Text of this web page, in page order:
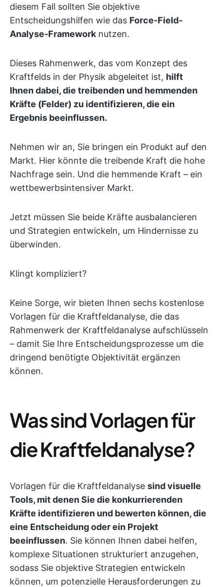
diesem Fall sollten Sie objektive
Entscheidungshilfen wie das Force-Field-
Analyse-Framework nutzen.
Dieses Rahmenwerk, das vom Konzept des
Kraftfelds in der Physik abgeleitet ist, hilft
Ihnen dabei, die treibenden und hemmenden
Kräfte (Felder) zu identifizieren, die ein
Ergebnis beeinflussen.
Nehmen wir an, Sie bringen ein Produkt auf den
Markt. Hier könnte die treibende Kraft die hohe
Nachfrage sein. Und die hemmende Kraft – ein
wettbewerbsintensiver Markt.
Jetzt müssen Sie beide Kräfte ausbalancieren
und Strategien entwickeln, um Hindernisse zu
überwinden.
Klingt kompliziert?
Keine Sorge, wir bieten Ihnen sechs kostenlose
Vorlagen für die Kraftfeldanalyse, die das
Rahmenwerk der Kraftfeldanalyse aufschlüsseln
– damit Sie Ihre Entscheidungsprozesse um die
dringend benötigte Objektivität ergänzen
können.
Was sind Vorlagen für
die Kraftfeldanalyse?
Vorlagen für die Kraftfeldanalyse sind visuelle
Tools, mit denen Sie die konkurrierenden
Kräfte identifizieren und bewerten können, die
eine Entscheidung oder ein Projekt
beeinflussen. Sie können Ihnen dabei helfen,
komplexe Situationen strukturiert anzugehen,
sodass Sie objektive Strategien entwickeln
können, um potenzielle Herausforderungen zu